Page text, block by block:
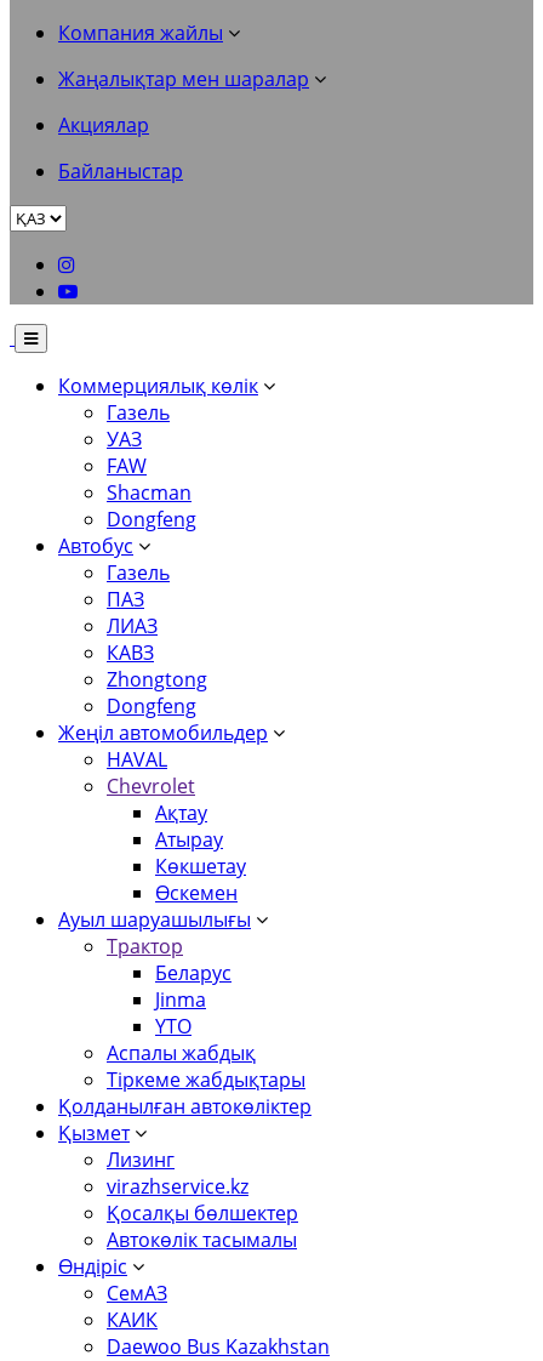
Компания жайлы
Жаңалықтар мен шаралар
Акциялар
Байланыстар
Коммерциялық көлік
Газель
УАЗ
FAW
Shacman
Dongfeng
Автобус
Газель
ПАЗ
ЛИАЗ
КАВЗ
Zhongtong
Dongfeng
Жеңіл автомобильдер
HAVAL
Chevrolet
Ақтау
Атырау
Көкшетау
Өскемен
Ауыл шаруашылығы
Трактор
Беларус
Jinma
YTO
Аспалы жабдық
Тіркеме жабдықтары
Қолданылған автокөліктер
Қызмет
Лизинг
virazhservice.kz
Қосалқы бөлшектер
Автокөлік тасымалы
Өндіріс
СемАЗ
КАИК
Daewoo Bus Kazakhstan